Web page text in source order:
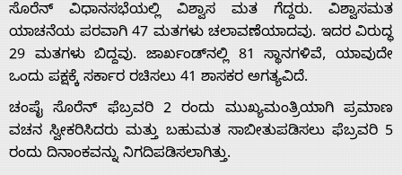
Home
ಸೊರೆನ್ ವಿಧಾನಸಭೆಯಲ್ಲಿ ವಿಶ್ವಾಸ ಮತ ಗೆದ್ದರು. ವಿಶ್ವಾಸಮತ
ಯಾಚನೆಯ ಪರವಾಗಿ 47 ಮತಗಳು ಚಲಾವಣೆಯಾದವು. ಇದರ ವಿರುದ್ಧ
29 ಮತಗಳು ಬಿದ್ದವು. ಜಾರ್ಖಂಡ್‌ನಲ್ಲಿ 81 ಸ್ಥಾನಗಳಿವೆ, ಯಾವುದೇ
ಒಂದು ಪಕ್ಷಕ್ಕೆ ಸರ್ಕಾರ ರಚಿಸಲು 41 ಶಾಸಕರ ಅಗತ್ಯವಿದೆ.
ಚಂಪೈ ಸೊರೆನ್ ಫೆಬ್ರವರಿ 2 ರಂದು ಮುಖ್ಯಮಂತ್ರಿಯಾಗಿ ಪ್ರಮಾಣ
ವಚನ ಸ್ವೀಕರಿಸಿದರು ಮತ್ತು ಬಹುಮತ ಸಾಬೀತುಪಡಿಸಲು ಫೆಬ್ರವರಿ 5
ರಂದು ದಿನಾಂಕವನ್ನು ನಿಗದಿಪಡಿಸಲಾಗಿತ್ತು.